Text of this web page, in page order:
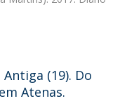
(19). Do
Atenas.